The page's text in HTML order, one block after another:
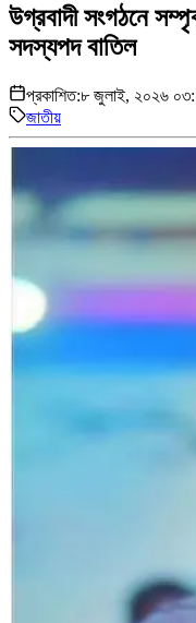
উগ্রবাদী সংগঠনে
সদস্যপদ বাতিল
প্রকাশিত:৮ জুলাই, ২০২৬
জাতীয়